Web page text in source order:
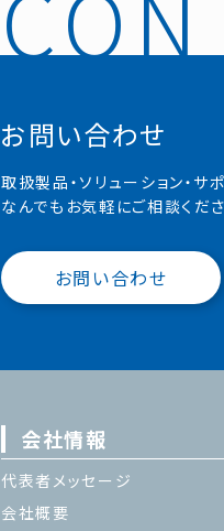
お問い合わせ
取扱製品・ソリューション・サ
なんでもお気軽にご相談くださ
お問い合わせ
会社情報
代表者メッセージ
会社概要